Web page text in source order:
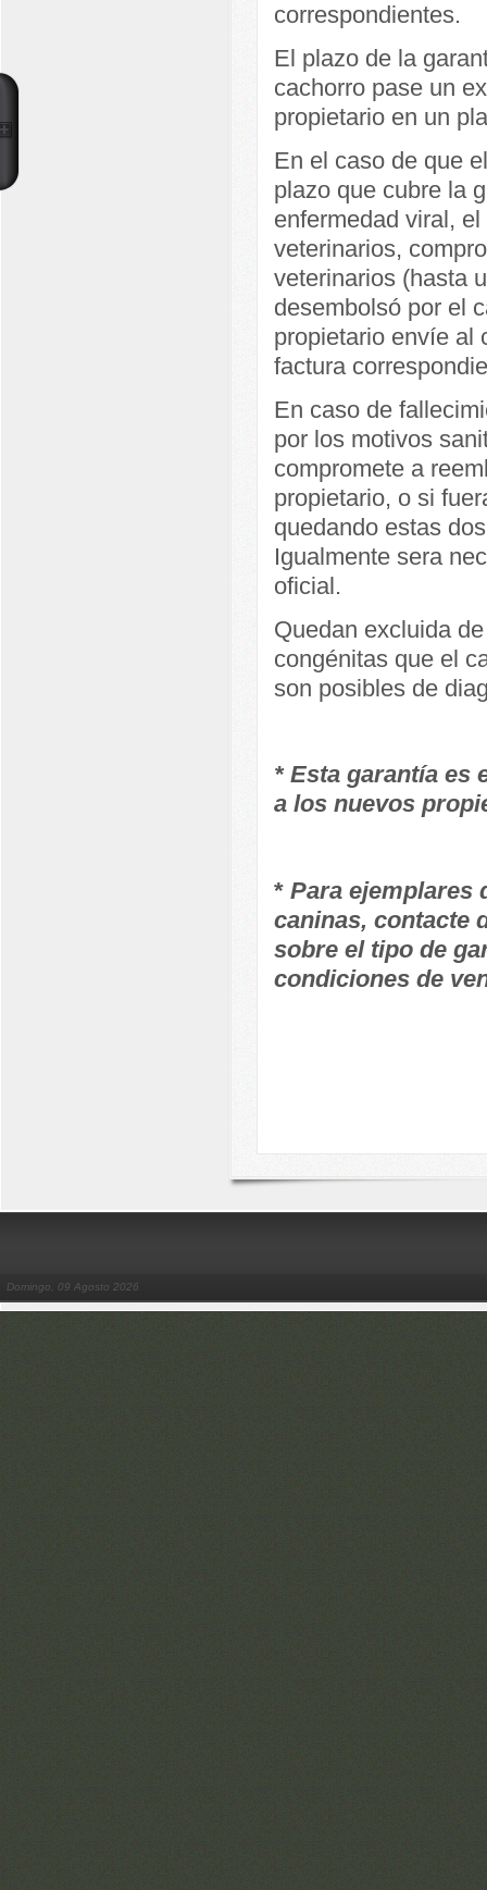
correspondientes.
El plazo de la
cachorro pase un
propietario en un
En el caso de que
plazo que cubre la
enfermedad viral,
veterinarios,
veterinarios (hasta
desembolsó por el
propietario envíe al
factura
En caso de
por los motivos
compromete a
propietario, o si
quedando estas
Igualmente sera
oficial.
Quedan excluida
congénitas que el
son posibles de
* Esta garantía es
a los nuevos
* Para ejemplares
caninas, contacte
sobre el tipo de
condiciones de
Domingo, 09 Agosto 2026